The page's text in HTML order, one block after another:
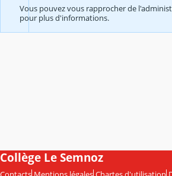
Vous pouvez vous rapprocher de
pour plus d'informations.
Collège Le Semnoz